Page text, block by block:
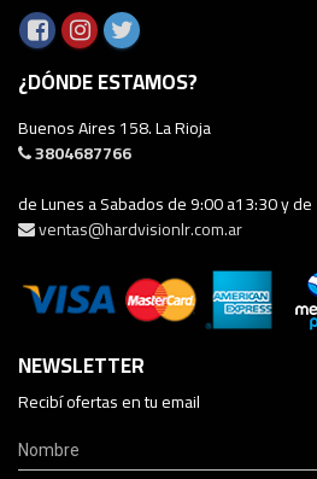
¿DÓNDE ESTAMOS?
Buenos Aires 158. La Rioja
3804687766
de Lunes a Sabados de 9:00 a13:30 y
ventas@hardvisionlr.com.ar
NEWSLETTER
Recibí ofertas en tu email